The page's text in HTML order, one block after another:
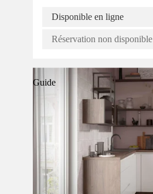
Disponible en ligne
Réservation non disponible
Guide